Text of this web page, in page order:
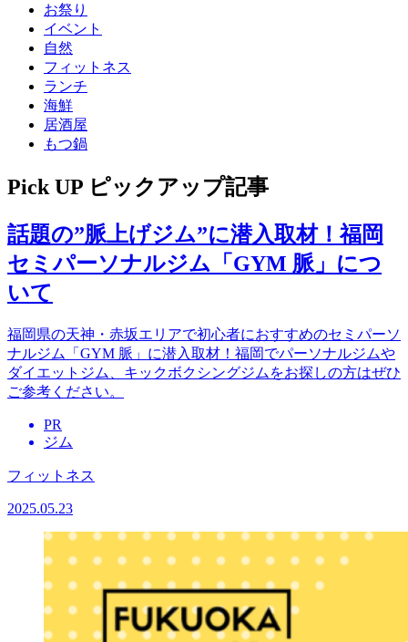
お祭り
イベント
自然
フィットネス
ランチ
海鮮
居酒屋
もつ鍋
Pick UP ピックアップ記事
話題の”脈上げジム”に潜入取材！福岡
セミパーソナルジム「GYM 脈」につ
いて
福岡県の天神・赤坂エリアで初心者におすすめのセミパーソ
ナルジム「GYM 脈」に潜入取材！福岡でパーソナルジムや
ダイエットジム、キックボクシングジムをお探しの方はぜひ
ご参考ください。
PR
ジム
フィットネス
2025.05.23